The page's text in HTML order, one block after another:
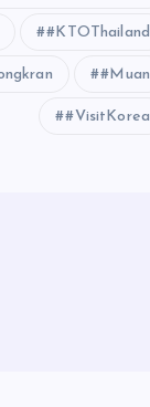
#KTOThailand
#Muan
#VisitKorea